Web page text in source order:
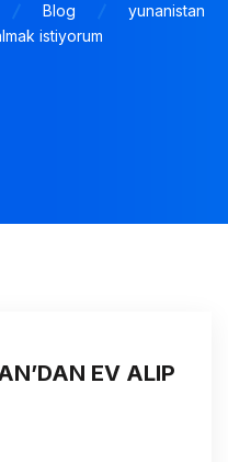
Blog
yunanistan
istiyorum
EV ALIP